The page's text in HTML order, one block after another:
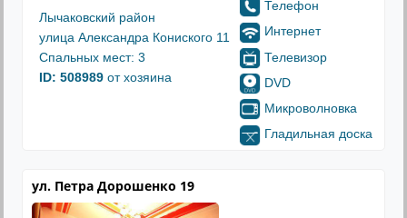
Лычаковский район
улица Александра Кониского 11
Спальных мест: 3
ID: 508989 от хозяина
Телефон
Интернет
Телевизор
DVD
Микроволновка
Гладильная доска
ул. Петра Дорошенко 19